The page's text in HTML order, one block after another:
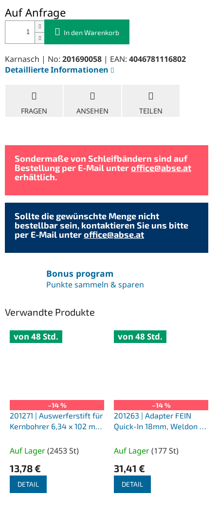
Auf Anfrage
In den Warenkorb
Karnasch | No: 201690058 | EAN: 4046781116802
Detaillierte Informationen
FRAGEN ANSEHEN TEILEN
Sondermaße von Schleifbändern sind auf
Bestellung per E-Mail unteroffice@abse.at
erhältlich.
Sollte die gewünschte Menge nicht
bestellbar sein, kontaktieren Sie uns bitte
per E-Mail unteroffice@abse.at
Bonus program
Punkte sammeln & sparen
Verwandte Produkte
von 48 Std.
–14 %
201271 | Auswerferstift für
Kernbohrer 6,34 x 102 mm,
Auf Lager(2453 St)
13,78 €
DETAIL
von 48 Std.
–14 %
201263 | Adapter FEIN
Quick-In 18mm, Weldon +
Inch; Bohrung 6,34mm
Auf Lager(177 St)
31,41 €
DETAIL